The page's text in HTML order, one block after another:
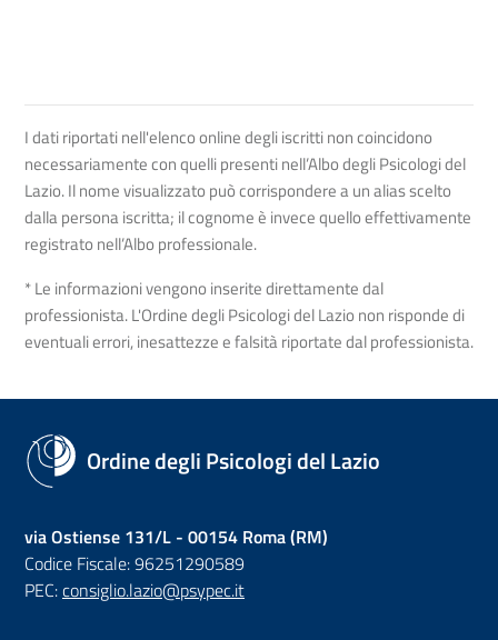
I dati riportati nell'elenco online degli iscritti non coincidono
necessariamente con quelli presenti nell’Albo degli Psicologi del
Lazio. Il nome visualizzato può corrispondere a un alias scelto
dalla persona iscritta; il cognome è invece quello effettivamente
registrato nell’Albo professionale.
* Le informazioni vengono inserite direttamente dal
professionista. L'Ordine degli Psicologi del Lazio non risponde di
eventuali errori, inesattezze e falsità riportate dal professionista.
Ordine degli Psicologi del Lazio
via Ostiense 131/L - 00154 Roma (RM)
Codice Fiscale: 96251290589
PEC:consiglio.lazio@psypec.it